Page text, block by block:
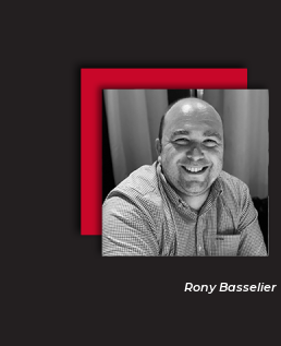
Rony Basselier